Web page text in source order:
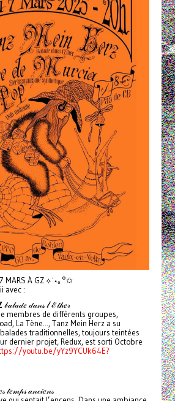
MARS À GZ ⟡˙⋆｡°✩
avec :
𝒷𝒶𝓁𝒶𝒹𝑒 𝒹𝒶𝓃𝓈 𝓁’ℰ𝓉𝒽𝑒𝓇
membres de différents groupes,
La Tène..., Tanz Mein Herz a su
traditionnelles, toujours teintées
dernier projet, Redux, est sorti Octobre
youtu.be/yYz9YCUk64E?
𝓉𝑒𝓂𝓅𝓈 𝒶𝓃𝒸𝒾𝑒𝓃𝓈